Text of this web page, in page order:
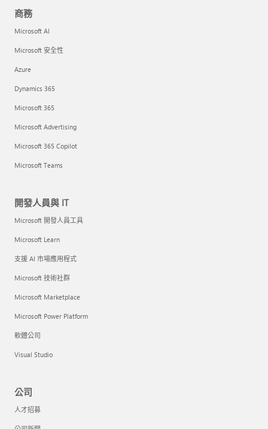
商務
Microsoft AI
Microsoft 安全性
Azure
Dynamics 365
Microsoft 365
Microsoft Advertising
Microsoft 365 Copilot
Microsoft Teams
開發人員與 IT
Microsoft 開發人員工具
Microsoft Learn
支援 AI 市場應用程式
Microsoft 技術社群
Microsoft Marketplace
Microsoft Power Platform
軟體公司
Visual Studio
公司
人才招募